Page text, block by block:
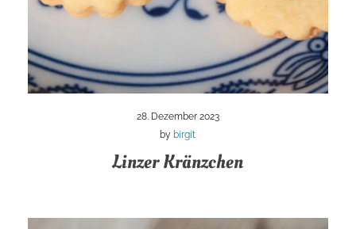
28. Dezember 2023
by birgit
Linzer Kränzchen